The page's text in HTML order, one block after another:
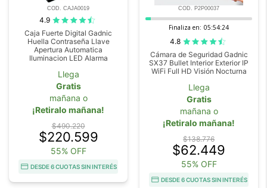
COD. CAJA0019
4.9
Caja Fuerte Digital Gadnic
Huella Contraseña Llave
Apertura Automatica
Iluminacion LED Alarma
Llega
Gratis
mañana o
¡Retiralo mañana!
$490.220
$220.599
55% OFF
DESDE 6 CUOTAS SIN INTERÉS
COD. P2P00037
Finaliza en: 05:54:23
4.8
Cámara de Seguridad Gadnic
SX37 Bullet Interior Exterior IP
WiFi Full HD Visión Nocturna
Llega
Gratis
mañana o
¡Retiralo mañana!
$138.776
$62.449
55% OFF
DESDE 6 CUOTAS SIN INTERÉS